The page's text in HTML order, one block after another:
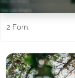
2 Forn.